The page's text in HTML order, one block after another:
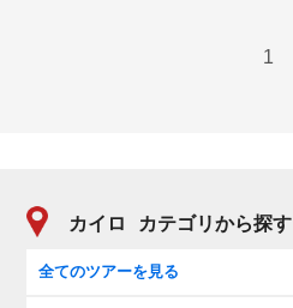
1
カイロ カテゴリから探す
全てのツアーを見る